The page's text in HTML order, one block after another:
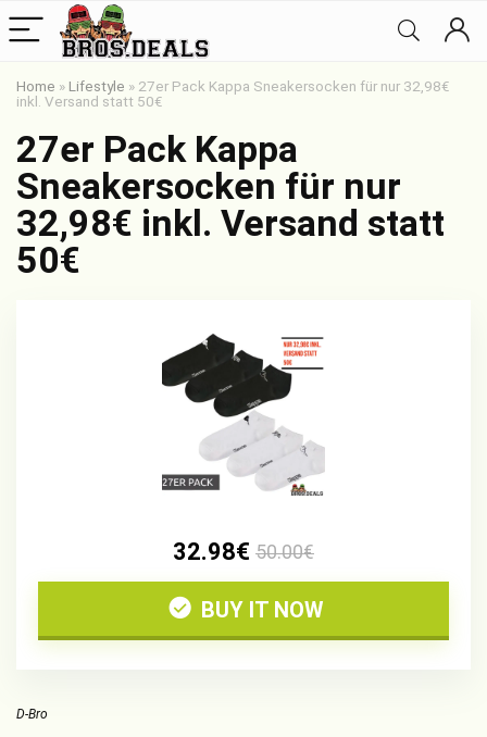
Home » Lifestyle » 27er Pack Kappa Sneakersocken für nur 32,98€
inkl. Versand statt 50€
27er Pack Kappa
Sneakersocken für nur
32,98€ inkl. Versand statt
50€
32.98€ 50.00€
BUY IT NOW
D-Bro